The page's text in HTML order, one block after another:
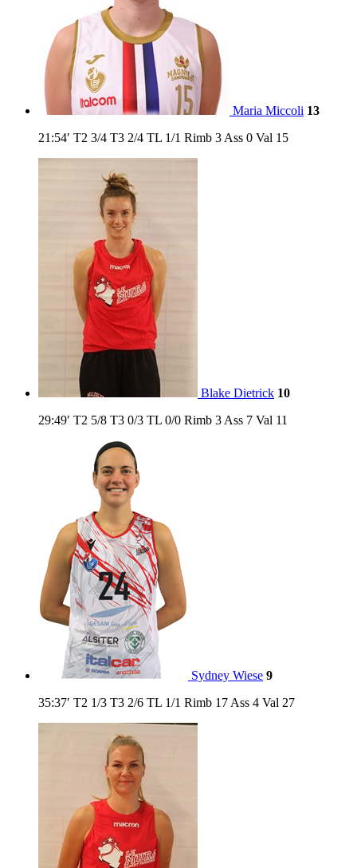
Maria Miccoli 13
21:54′ T2 3/4 T3 2/4 TL 1/1 Rimb 3 Ass 0 Val 15
Blake Dietrick 10
29:49′ T2 5/8 T3 0/3 TL 0/0 Rimb 3 Ass 7 Val 11
Sydney Wiese 9
35:37′ T2 1/3 T3 2/6 TL 1/1 Rimb 17 Ass 4 Val 27